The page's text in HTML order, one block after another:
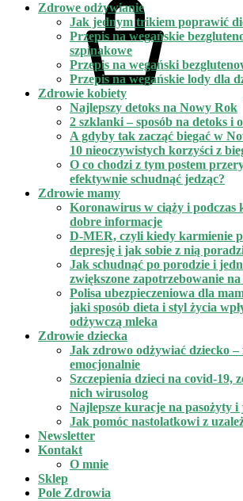
Zdrowe odżywianie
Jak jednym trikiem poprawić
Przepis na wegańskie
szpinakowe
Przepis na wegański
Przepis na wegańskie lody dla
Zdrowie kobiety
Najlepszy detoks na Nowy Rok
2 szklanki – sposób na detoks i
A gdyby tak zacząć biegać w
10 nieoczywistych korzyści z
O co chodzi z tym postem
efektywnie schudnąć jedząc?
Zdrowie mamy
Koronawirus w ciąży i podczas
dobre informacje
D-MER, czyli kiedy karmienie
depresję i jak sobie z nią
Jak schudnąć po porodzie i
zwiększone zapotrzebowanie na
Polisa ubezpieczeniowa dla
jaki sposób dieta i styl życia
odżywczą mleka
Zdrowie dziecka
Jak zdrowo odżywiać dziecko –
emocjonalnie
Szczepienia dzieci na covid-19,
nich wirusolog
Najlepsze kuracje na pasożyty i
Jak pomóc nastolatkowi z
Newsletter
Kontakt
O mnie
Sklep
Pole Zdrowia